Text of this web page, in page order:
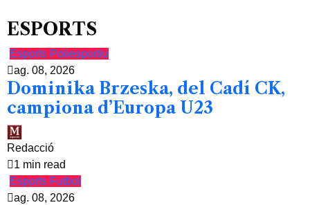
ESPORTS
Esports Poliesportiu
ag. 08, 2026
Dominika Brzeska, del Cadí CK,
campiona d’Europa U23
Redacció
1 min read
Esports Futbol
ag. 08, 2026